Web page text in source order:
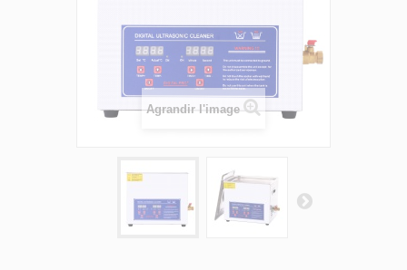
Agrandir l'image